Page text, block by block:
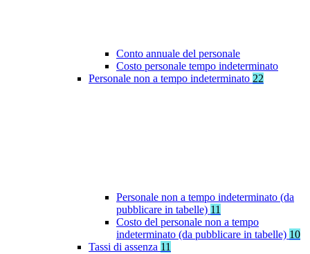
Conto annuale del personale
Costo personale tempo indeterminato
Personale non a tempo indeterminato 22
Personale non a tempo indeterminato (da
pubblicare in tabelle) 11
Costo del personale non a tempo
indeterminato (da pubblicare in tabelle) 10
Tassi di assenza 11